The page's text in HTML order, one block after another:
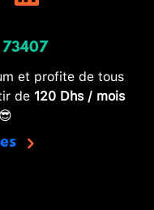
73407
et profite de tous
de 120 Dhs / mois